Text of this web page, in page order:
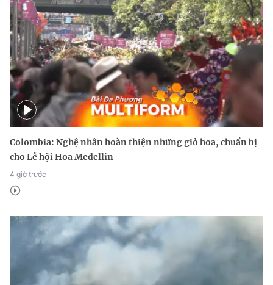
Colombia: Nghệ nhân hoàn thiện những giỏ hoa, chuẩn bị
cho Lễ hội Hoa Medellin
4 giờ trước